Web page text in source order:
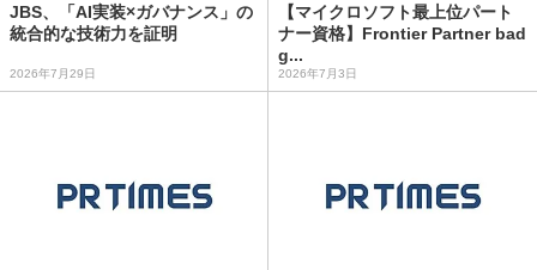
JBS、「AI実装×ガバナンス」の
統合的な技術力を証明
2026年7月29日
【マイクロソフト最上位パート
ナー資格】Frontier Partner bad
g...
2026年7月3日